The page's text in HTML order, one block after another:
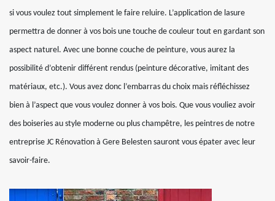
si vous voulez tout simplement le faire reluire. L’application de lasure
permettra de donner à vos bois une touche de couleur tout en gardant son
aspect naturel. Avec une bonne couche de peinture, vous aurez la
possibilité d’obtenir différent rendus (peinture décorative, imitant des
matériaux, etc.). Vous avez donc l’embarras du choix mais réfléchissez
bien à l’aspect que vous voulez donner à vos bois. Que vous vouliez avoir
des boiseries au style moderne ou plus champêtre, les peintres de notre
entreprise JC Rénovation à Gere Belesten sauront vous épater avec leur
savoir-faire.